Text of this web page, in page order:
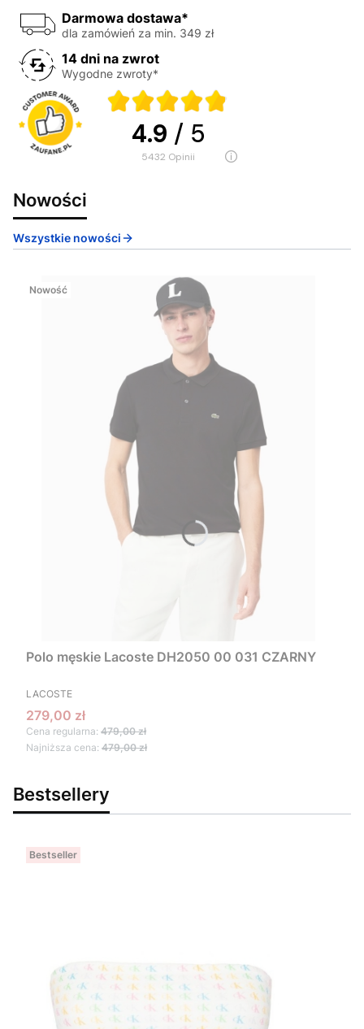
Darmowa dostawa*
dla zamówień za min. 349 zł
14 dni na zwrot
Wygodne zwroty*
4.9 / 5
5432 opinii
Nowości
Wszystkie nowości
Nowość
Polo męskie Lacoste DH2050 00 031 CZARNY
PRODUCENT
LACOSTE
Cena promocyjna
279,00 zł
Cena regularna: 479,00 zł
Najniższa cena: 479,00 zł
Bestsellery
Bestseller